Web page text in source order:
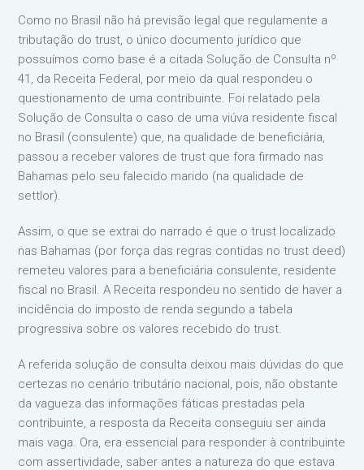
Como no Brasil não há previsão legal que regulamente a
tributação do trust, o único documento jurídico que
possuímos como base é a citada Solução de Consulta nº
41, da Receita Federal, por meio da qual respondeu o
questionamento de uma contribuinte. Foi relatado pela
Solução de Consulta o caso de uma viúva residente fiscal
no Brasil (consulente) que, na qualidade de beneficiária,
passou a receber valores de trust que fora firmado nas
Bahamas pelo seu falecido marido (na qualidade de
settlor).
Assim, o que se extrai do narrado é que o trust localizado
nas Bahamas (por força das regras contidas no trust deed)
remeteu valores para a beneficiária consulente, residente
fiscal no Brasil. A Receita respondeu no sentido de haver a
incidência do imposto de renda segundo a tabela
progressiva sobre os valores recebido do trust.
A referida solução de consulta deixou mais dúvidas do que
certezas no cenário tributário nacional, pois, não obstante
da vagueza das informações fáticas prestadas pela
contribuinte, a resposta da Receita conseguiu ser ainda
mais vaga. Ora, era essencial para responder à contribuinte
com assertividade, saber antes a natureza do que estava